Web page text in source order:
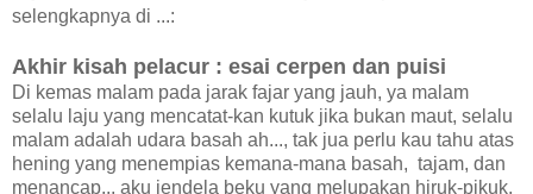
selengkapnya di ...:
Akhir kisah pelacur : esai cerpen dan puisi
Di kemas malam pada jarak fajar yang jauh, ya malam
selalu laju yang mencatat-kan kutuk jika bukan maut, selalu
malam adalah udara basah ah..., tak jua perlu kau tahu atas
hening yang menempias kemana-mana basah, tajam, dan
menancap.., aku jendela beku yang melupakan hiruk-pikuk,